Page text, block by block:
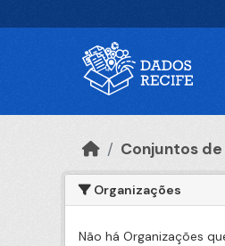
Conjuntos
Organizações
Não há Organizações